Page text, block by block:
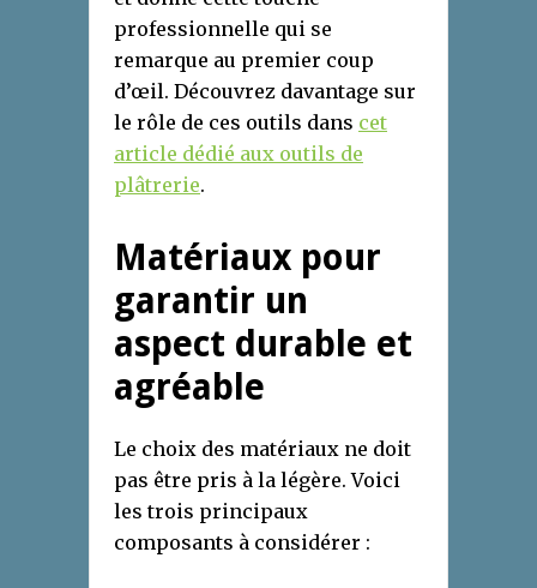
professionnelle qui se
remarque au premier coup
d’œil. Découvrez davantage sur
le rôle de ces outils dans cet
article dédié aux outils de
plâtrerie.
Matériaux pour
garantir un
aspect durable et
agréable
Le choix des matériaux ne doit
pas être pris à la légère. Voici
les trois principaux
composants à considérer :